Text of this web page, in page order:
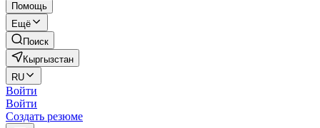
Помощь
Ещё
Поиск
Кыргызстан
RU
Войти
Войти
Создать резюме